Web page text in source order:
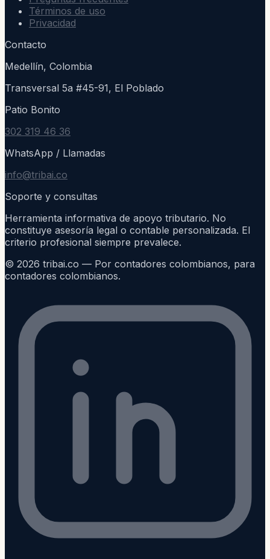
Términos de uso
Privacidad
Contacto
Medellín, Colombia
Transversal 5a #45-91, El Poblado
Patio Bonito
302 319 46 36
WhatsApp / Llamadas
info@tribai.co
Soporte y consultas
Herramienta informativa de apoyo tributario. No
constituye asesoría legal o contable personalizada. El
criterio profesional siempre prevalece.
© 2026 tribai.co — Por contadores colombianos, para
contadores colombianos.